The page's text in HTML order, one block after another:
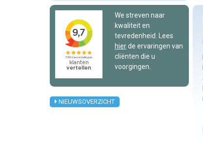
We streven naar
kwaliteit en
tevredenheid. Lees
hierde ervaringen van
cliënten die u
voorgingen.
NIEUWSOVERZICHT